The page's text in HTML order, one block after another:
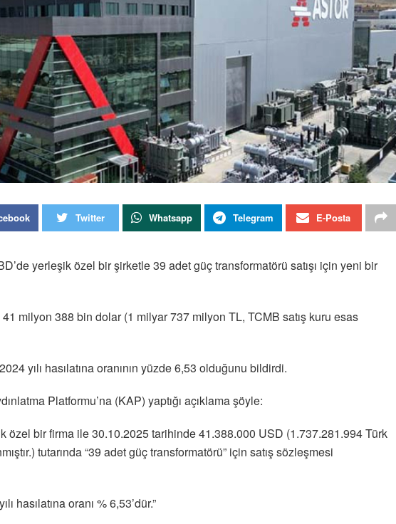
Twitter Whatsapp Telegram E-Posta
yerleşik özel bir şirketle 39 adet güç transformatörü satışı için yeni bir
milyon 388 bin dolar (1 milyar 737 milyon TL, TCMB satış kuru esas
yılı hasılatına oranının yüzde 6,53 olduğunu bildirdi.
Platformu’na (KAP) yaptığı açıklama şöyle:
özel bir firma ile 30.10.2025 tarihinde 41.388.000 USD (1.737.281.994 Türk
tutarında “39 adet güç transformatörü” için satış sözleşmesi
hasılatına oranı % 6,53’dür.”